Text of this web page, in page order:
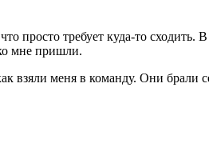
просто требует куда-то
мне пришли.
взяли меня в команду. Они брали